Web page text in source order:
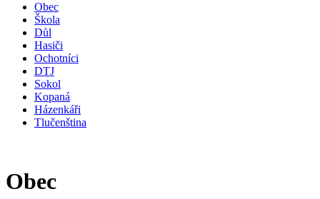
Obec
Škola
Důl
Hasiči
Ochotníci
DTJ
Sokol
Kopaná
Házenkáři
Tlučenština
Obec